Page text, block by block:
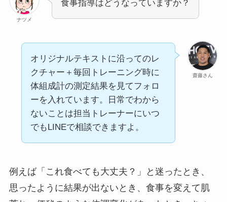
ナツメ
食事指導はどうなっていますか？
齋藤さん
オリジナルテキストに沿ってのレ
クチャー＋毎回トレーニング時に
体組成計の測定結果を見てフォロ
ーを入れています。日常でわから
ないことは担当トレーナーにいつ
でもLINEで相談できますよ。
例えば「これ食べても大丈夫？」と迷ったとき、
思ったように結果が出ないとき、食事を変えて肌